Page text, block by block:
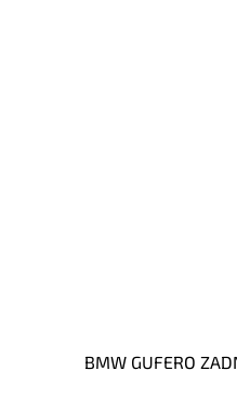
BMW GUFERO